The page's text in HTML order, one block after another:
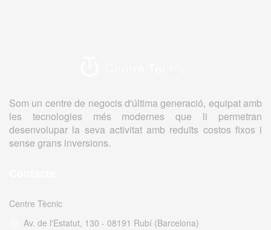
Som un centre de negocis d'última generació, equipat amb
les tecnologies més modernes que li permetran
desenvolupar la seva activitat amb reduïts costos fixos i
sense grans inversions.
Centre Tècnic
Av. de l'Estatut, 130 - 08191 Rubí (Barcelona)